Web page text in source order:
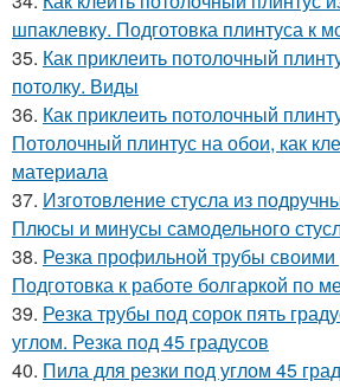
шпаклевку. Подготовка плинтуса к
35. Как приклеить потолочный
потолку. Виды
36. Как приклеить потолочный
Потолочный плинтус на обои, как
материала
37. Изготовление стусла из
Плюсы и минусы самодельного
38. Резка профильной трубы своими
Подготовка к работе болгаркой по
39. Резка трубы под сорок пять
углом. Резка под 45 градусов
40. Пила для резки под углом 45